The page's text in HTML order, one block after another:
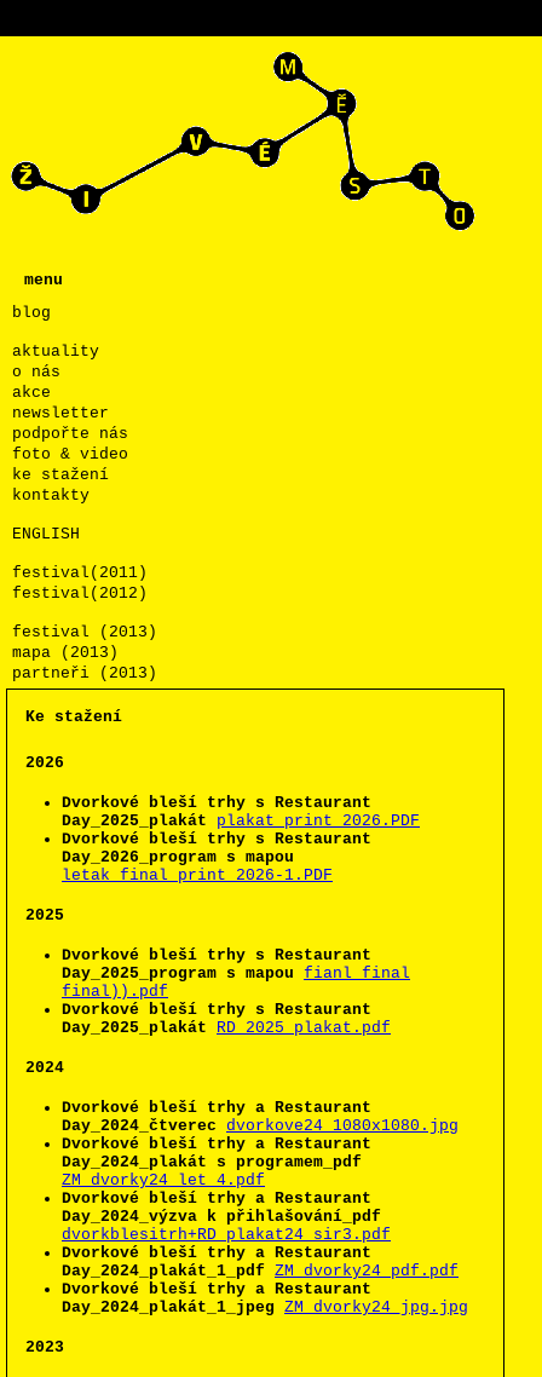
menu
blog
aktuality
o nás
akce
newsletter
podpořte nás
foto & video
ke stažení
kontakty
ENGLISH
festival(2011)
festival(2012)
festival (2013)
mapa (2013)
partneři (2013)
Ke stažení
2026
Dvorkové bleší trhy s Restaurant
Day_2025_plakát
plakat_print_2026.PDF
Dvorkové bleší trhy s Restaurant
Day_2026_program s mapou
letak_final_print_2026-1.PDF
2025
Dvorkové bleší trhy s Restaurant
Day_2025_program s mapou fianl final
final)).pdf
Dvorkové bleší trhy s Restaurant
Day_2025_plakát
RD_2025_plakat.pdf
2024
Dvorkové bleší trhy a Restaurant
Day_2024_čtverec dvorkove24_1080x1080.jpg
Dvorkové bleší trhy a Restaurant
Day_2024_plakát s programem_pdf
ZM_dvorky24_let_4.pdf
Dvorkové bleší trhy a Restaurant
Day_2024_výzva k přihlašování_pdf
dvorkblesitrh+RD_plakat24_sir3.pdf
Dvorkové bleší trhy a Restaurant
Day_2024_plakát_1_pdf ZM_dvorky24_pdf.pdf
Dvorkové bleší trhy a Restaurant
Day_2024_plakát_1_jpeg ZM_dvorky24_jpg.jpg
2023